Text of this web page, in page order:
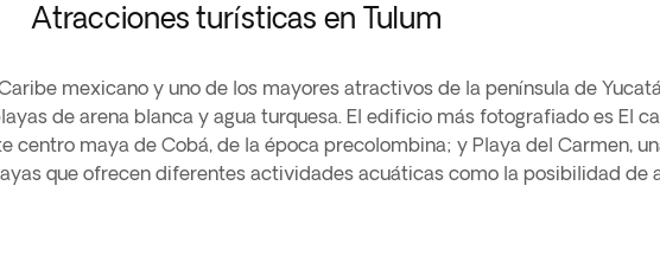
Atracciones turísticas en Tulum
mexicano y uno de los mayores atractivos de la península de
de arena blanca y agua turquesa. El edificio más fotografiado es El
maya de Cobá, de la época precolombina; y Playa del Carmen,
que ofrecen diferentes actividades acuáticas como la posibilidad de